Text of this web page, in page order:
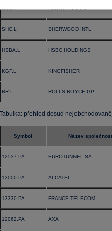
DXNS.L DIXONS GROUP
SHC.L SHERWOOD INTL
HSBA.L HSBC HOLDINGS
KGF.L KINGFISHER
RR.L ROLLS ROYCE GP
přehled dosud
Symbol Název
12537.PA EUROTUNNEL SA
13000.PA ALCATEL
13330.PA FRANCE TELECOM
12062.PA AXA